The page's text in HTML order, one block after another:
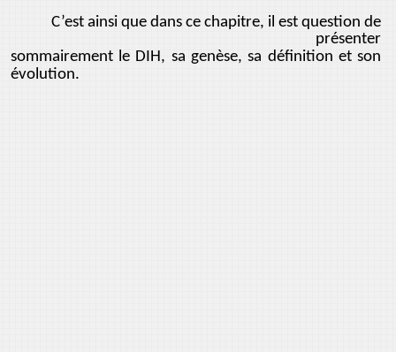
C’est ainsi que dans ce chapitre, il est question de
présenter
sommairement le DIH, sa genèse, sa définition et son
évolution.